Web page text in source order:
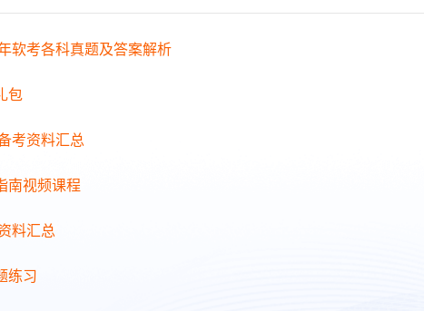
软考各科真题及答案解析
包
考资料汇总
南视频课程
料汇总
练习